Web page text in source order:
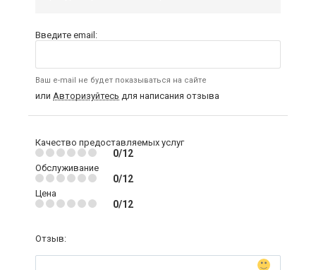
Введите email:
Ваш e-mail не будет показываться на сайте
или Авторизуйтесь для написания отзыва
Качество предоставляемых услуг
0/12
Обслуживание
0/12
Цена
0/12
Отзыв: